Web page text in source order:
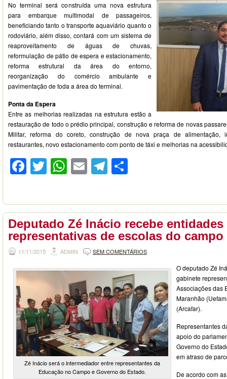
No terminal será construída uma nova estrutura
para embarque multimodal de passageiros,
beneficiando tanto o transporte aquaviário quanto o
rodoviário, além disso, contará com um sistema de
reaproveitamento de águas de chuvas,
reformulação de pátio de espera e estacionamento,
reforma estrutural da área do entorno,
reorganização do comércio ambulante e
pavimentação de toda a área do terminal.
Ponta da Espera
Entre as melhorias realizadas na estrutura estão a
restauração de todo o prédio principal, construção e reforma de novas
Militar, reforma do coreto, construção de nova praça de alimentação,
restaurantes, novo estacionamento com ponto de táxi e melhorias na
Facebook
Twitter
WhatsApp
EmailTelegram
Deputado Zé Inácio recebe entidades
representativas de escolas do campo
11/11/2015 ADMIN SEM COMENTÁRIOS
Zé Inácio será o intermediador entre representantes da
Educação no Campo e Governo do Estado.
O deputado Zé
gabinete
Associações das
Maranhão
(Arcafar).
Representantes
apoio do
Governo do
em atraso de
De acordo com